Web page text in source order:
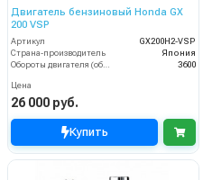
Двигатель бензиновый Honda GX
200 VSP
Артикул
GX200H2-VSP
Страна-производитель
Япония
3600
Цена
26 000 руб.
Купить